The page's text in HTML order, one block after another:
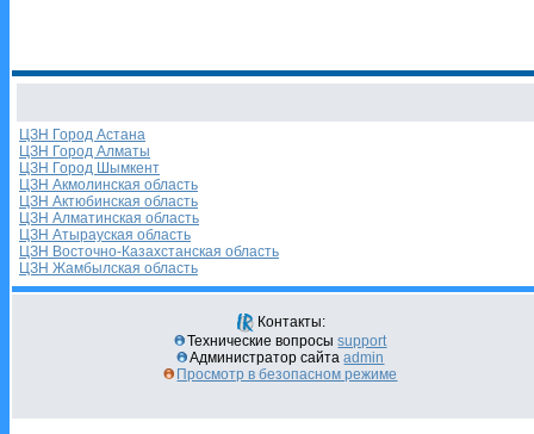
ЦЗН Город Астана
ЦЗН Город Алматы
ЦЗН Город Шымкент
ЦЗН Акмолинская область
ЦЗН Актюбинская область
ЦЗН Алматинская область
ЦЗН Атырауская область
ЦЗН Восточно-Казахстанская область
ЦЗН Жамбылская область
Контакты:
Технические вопросыsupport
Администратор сайтаadmin
Просмотр в безопасном режиме